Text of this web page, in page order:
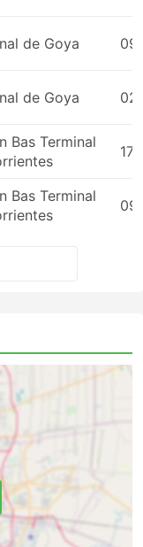
de Goya
de Goya
Bas Terminal
Bas Terminal